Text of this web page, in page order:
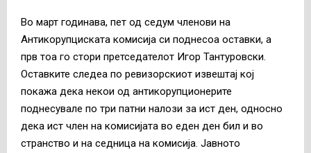
Во март годинава, пет од седум членови на
Антикорупциската комисија си поднесоа оставки, а
прв тоа го стори претседателот Игор Тантуровски.
Оставките следеа по ревизорскиот извештај кој
покажа дека некои од антикорупционерите
поднесувале по три патни налози за ист ден, односно
дека ист член на комисијата во еден ден бил и во
странство и на седница на комисија. Јавното